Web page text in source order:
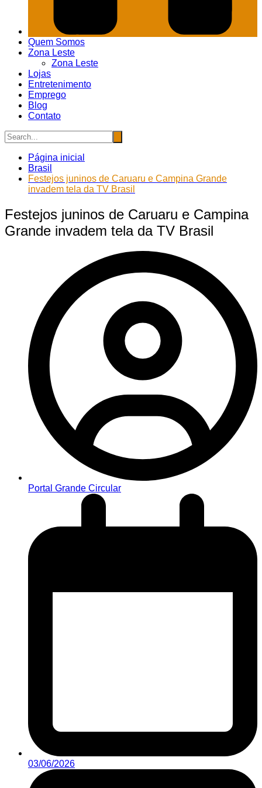
Quem Somos
Zona Leste
Zona Leste
Lojas
Entretenimento
Emprego
Blog
Contato
Página inicial
Brasil
Festejos juninos de Caruaru e Campina Grande
invadem tela da TV Brasil
Festejos juninos de Caruaru e Campina
Grande invadem tela da TV Brasil
Portal Grande Circular
03/06/2026